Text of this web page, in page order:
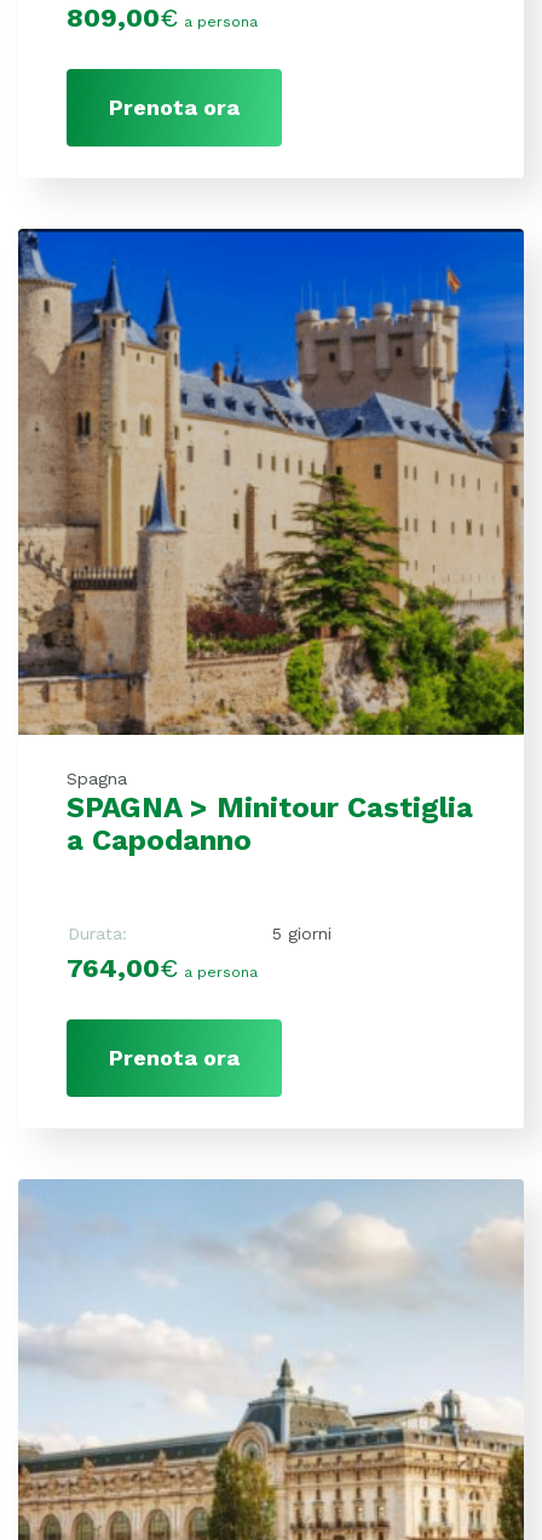
809,00€ a persona
Prenota ora
Spagna
SPAGNA > Minitour Castiglia
a Capodanno
Durata: 5 giorni
764,00€ a persona
Prenota ora